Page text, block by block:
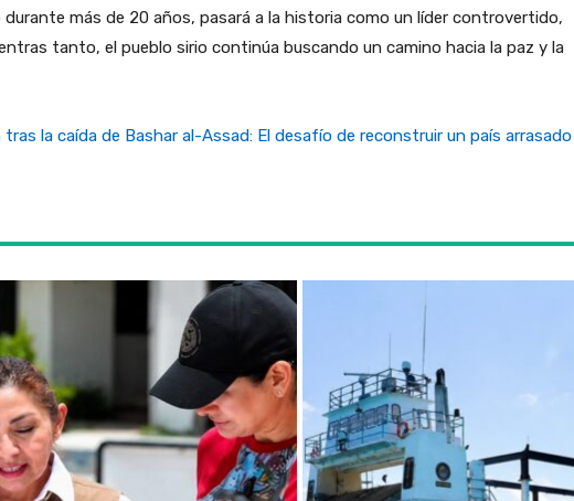
más de 20 años, pasará a la historia como un líder controvertido,
tanto, el pueblo sirio continúa buscando un camino hacia la paz y la
la caída de Bashar al-Assad: El desafío de reconstruir un país arrasado